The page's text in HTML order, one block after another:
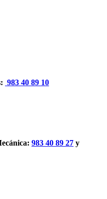
983 40 89 10
983 40 89 27 y